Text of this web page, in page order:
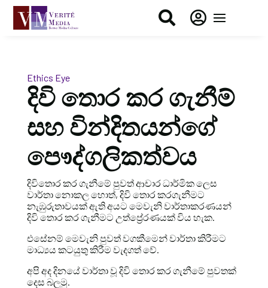
 
Ethics Eye
දිවි තොර කර ගැනීම්
සහ වින්දිතයන්ගේ
පෞද්ගලිකත්වය
දිවිතොර කර ගැනීමේ පුවත් ආචාර ධාර්මික ලෙස
වාර්තා නොකල හොත්, දිවි තොර කරගැනීමට
නැඹුරුතාවයක් ඇති අයට මෙවැනි වාර්තාකරණයන්
දිවි තොර කර ගැනීමට උත්ප්‍රේරණයක් විය හැක.
එසේනම් මෙවැනි පුවත් වගකීමෙන් වාර්තා කිරීමට
මාධ්‍යය කටයුතු කිරීම වැදගත් වේ.
අපි අද දිනයේ වාර්තා වූ දිවි තොර කර ගැනීමේ පුවතක්
දෙස බලමු.